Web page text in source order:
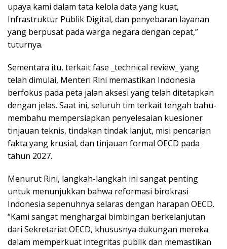
upaya kami dalam tata kelola data yang kuat,
Infrastruktur Publik Digital, dan penyebaran layanan
yang berpusat pada warga negara dengan cepat,”
tuturnya.
Sementara itu, terkait fase _technical review_ yang
telah dimulai, Menteri Rini memastikan Indonesia
berfokus pada peta jalan aksesi yang telah ditetapkan
dengan jelas. Saat ini, seluruh tim terkait tengah bahu-
membahu mempersiapkan penyelesaian kuesioner
tinjauan teknis, tindakan tindak lanjut, misi pencarian
fakta yang krusial, dan tinjauan formal OECD pada
tahun 2027.
Menurut Rini, langkah-langkah ini sangat penting
untuk menunjukkan bahwa reformasi birokrasi
Indonesia sepenuhnya selaras dengan harapan OECD.
“Kami sangat menghargai bimbingan berkelanjutan
dari Sekretariat OECD, khususnya dukungan mereka
dalam memperkuat integritas publik dan memastikan